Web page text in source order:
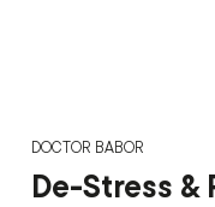
DOCTOR BABOR
De-Stress &